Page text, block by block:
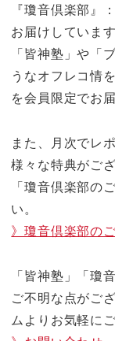
『瓊音倶楽部』
お届けしています
「皆神塾」や「
うなオフレコ情
を会員限定でお
また、月次でレ
様々な特典がご
「瓊音倶楽部の
い。
》瓊音倶楽部の
「皆神塾」「瓊
ご不明な点がご
ムよりお気軽に